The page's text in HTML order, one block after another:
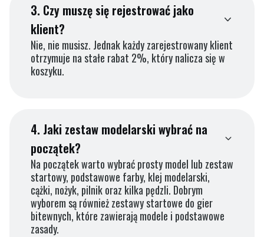
3. Czy muszę się rejestrować jako
klient?
Nie, nie musisz. Jednak każdy zarejestrowany klient
otrzymuje na stałe rabat 2%, który nalicza się w
koszyku.
4. Jaki zestaw modelarski wybrać na
początek?
Na początek warto wybrać prosty model lub zestaw
startowy, podstawowe farby, klej modelarski,
cążki, nożyk, pilnik oraz kilka pędzli. Dobrym
wyborem są również zestawy startowe do gier
bitewnych, które zawierają modele i podstawowe
zasady.